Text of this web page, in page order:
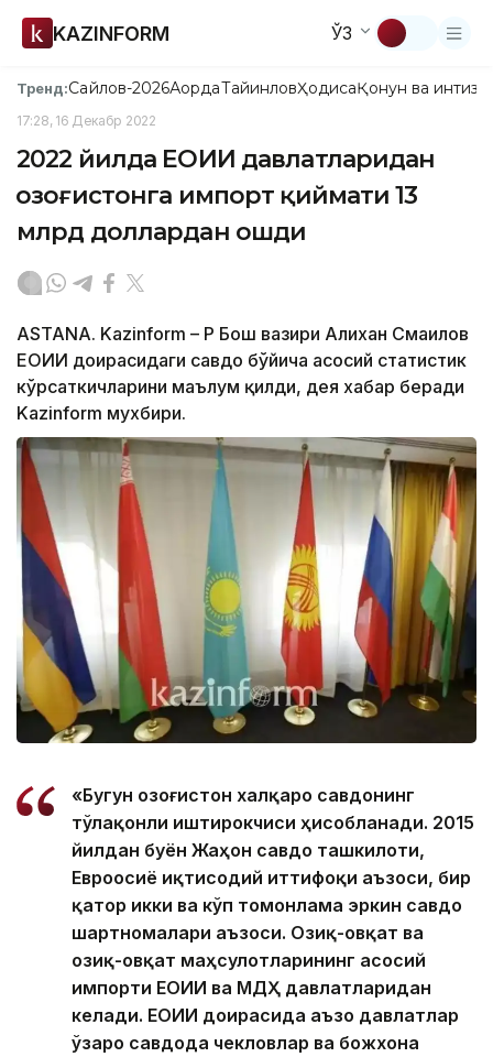
KAZINFORM ЎЗ
Тренд:Сайлов-2026АқордаТайинловҲодисаҚонун ва
17:28, 16 Декабр 2022
2022 йилда ЕОИИ давлатларидан
Қозоғистонга импорт қиймати 13
млрд доллардан ошди
ASTANA. Kazinform – ҚР Бош вазири Алихан Смаилов
ЕОИИ доирасидаги савдо бўйича асосий статистик
кўрсаткичларини маълум қилди, дея хабар беради
Kazinform мухбири.
«Бугун Қозоғистон халқаро савдонинг
тўлақонли иштирокчиси ҳисобланади. 2015
йилдан буён Жаҳон савдо ташкилоти,
Евроосиё иқтисодий иттифоқи аъзоси, бир
қатор икки ва кўп томонлама эркин савдо
шартномалари аъзоси. Озиқ-овқат ва
озиқ-овқат маҳсулотларининг асосий
импорти ЕОИИ ва МДҲ давлатларидан
келади. ЕОИИ доирасида аъзо давлатлар
ўзаро савдода чекловлар ва божхона